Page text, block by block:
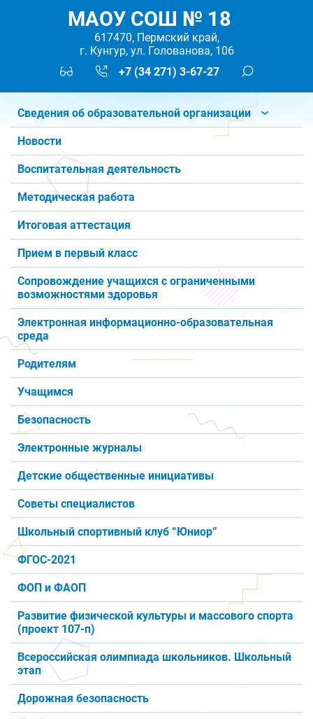
МАОУ СОШ № 18
617470, Пермский край,
г. Кунгур, ул. Голованова, 106
+7 (34 271) 3-67-27
Сведения об образовательной организации
Новости
Воспитательная деятельность
Методическая работа
Итоговая аттестация
Прием в первый класс
Сопровождение учащихся с ограниченными
возможностями здоровья
Электронная информационно-образовательная
среда
Родителям
Учащимся
Безопасность
Электронные журналы
Детские общественные инициативы
Советы специалистов
Школьный спортивный клуб “Юниор”
ФГОС-2021
ФОП и ФАОП
Развитие физической культуры и массового спорта
(проект 107-п)
Всероссийская олимпиада школьников. Школьный
этап
Дорожная безопасность